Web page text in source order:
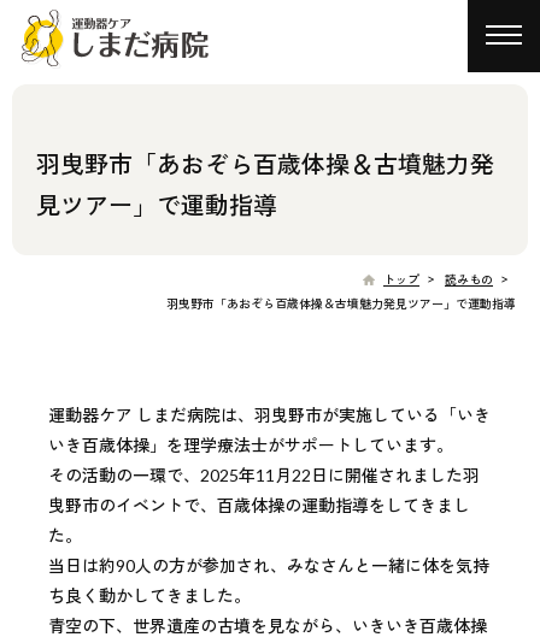
羽曳野市「あおぞら百歳体操＆古墳魅力発
見ツアー」で運動指導
トップ > 読みもの >
羽曳野市「あおぞら百歳体操＆古墳魅力発見ツアー」で運動指導
運動器ケア しまだ病院は、羽曳野市が実施している「いき
いき百歳体操」を理学療法士がサポートしています。
その活動の一環で、2025年11月22日に開催されました羽
曳野市のイベントで、百歳体操の運動指導をしてきまし
た。
当日は約90人の方が参加され、みなさんと一緒に体を気持
ち良く動かしてきました。
青空の下、世界遺産の古墳を見ながら、いきいき百歳体操